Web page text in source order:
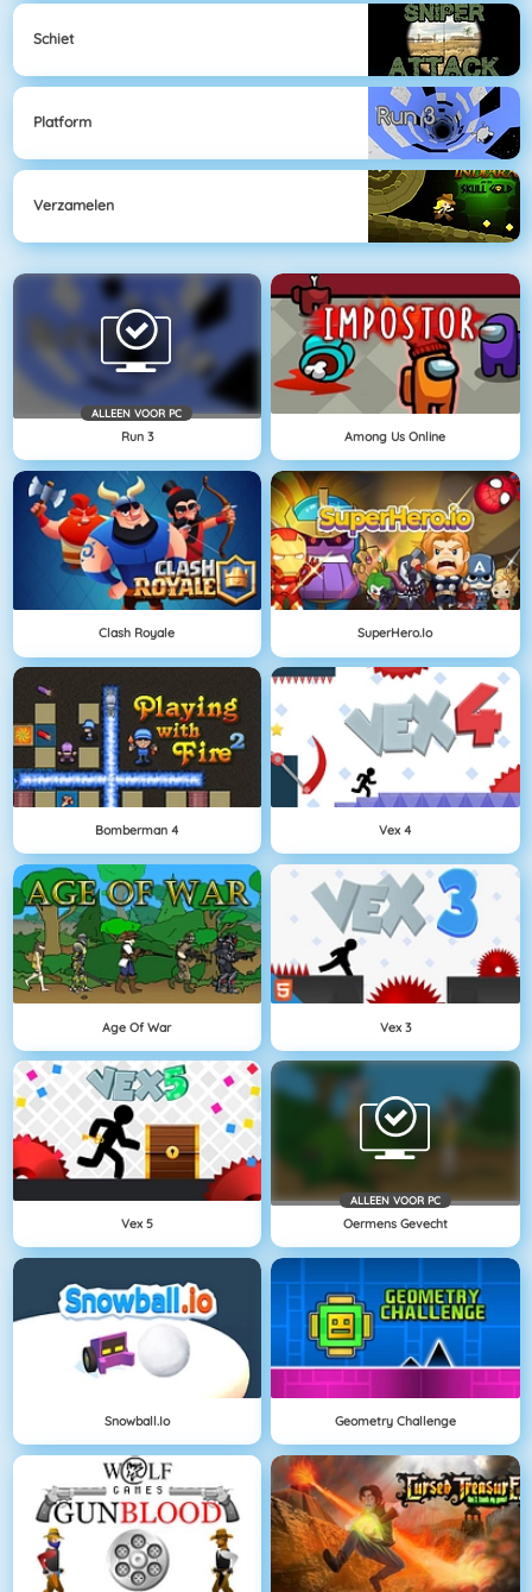
Schiet
Platform
Verzamelen
ALLEEN VOOR PC
Run 3 Among Us Online
Clash Royale SuperHero.io
Bomberman 4 Vex 4
Age Of War Vex 3
Vex 5
ALLEEN VOOR PC
Oermens Gevecht
Snowball.io Geometry Challenge